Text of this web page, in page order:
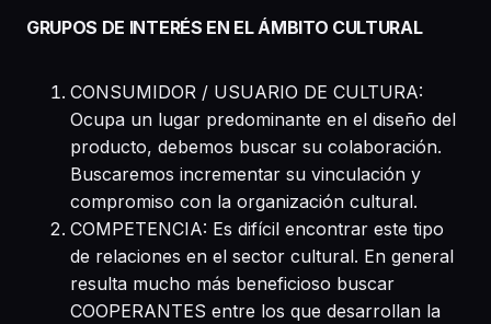
GRUPOS DE INTERÉS EN EL ÁMBITO CULTURAL
CONSUMIDOR / USUARIO DE CULTURA:
Ocupa un lugar predominante en el diseño del
producto, debemos buscar su colaboración.
Buscaremos incrementar su vinculación y
compromiso con la organización cultural.
COMPETENCIA: Es difícil encontrar este tipo
de relaciones en el sector cultural. En general
resulta mucho más beneficioso buscar
COOPERANTES entre los que desarrollan la